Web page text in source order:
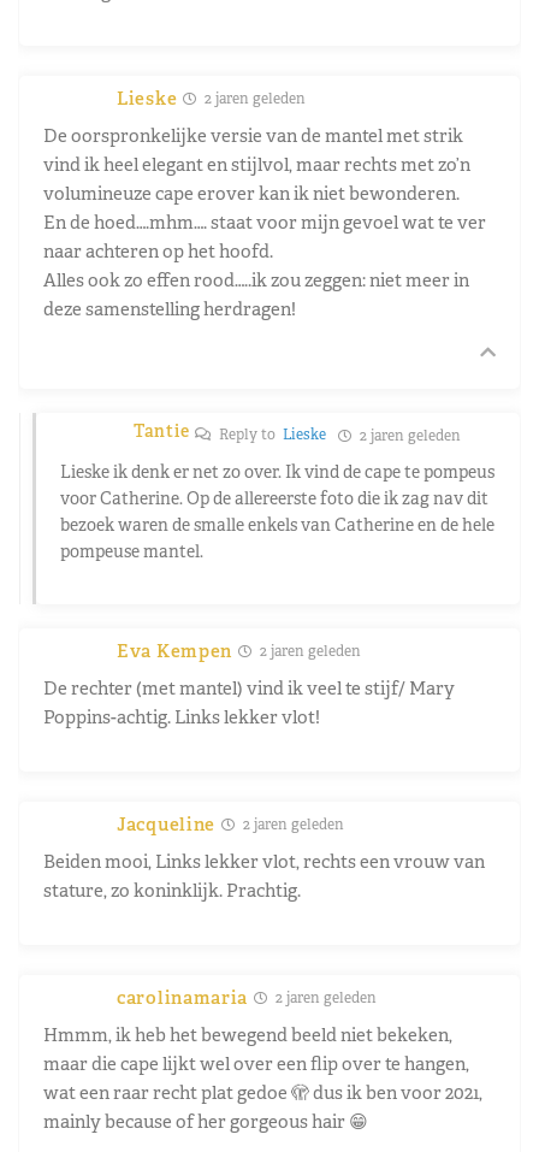
Lieske 2 jaren geleden
De oorspronkelijke versie van de mantel met strik
vind ik heel elegant en stijlvol, maar rechts met zo’n
volumineuze cape erover kan ik niet bewonderen.
En de hoed….mhm…. staat voor mijn gevoel wat te ver
naar achteren op het hoofd.
Alles ook zo effen rood…..ik zou zeggen: niet meer in
deze samenstelling herdragen!
Tantie Reply toLieske 2 jaren geleden
Lieske ik denk er net zo over. Ik vind de cape te pompeus
voor Catherine. Op de allereerste foto die ik zag nav dit
bezoek waren de smalle enkels van Catherine en de hele
pompeuse mantel.
Eva Kempen 2 jaren geleden
De rechter (met mantel) vind ik veel te stijf/ Mary
Poppins-achtig. Links lekker vlot!
Jacqueline 2 jaren geleden
Beiden mooi, Links lekker vlot, rechts een vrouw van
stature, zo koninklijk. Prachtig.
carolinamaria 2 jaren geleden
Hmmm, ik heb het bewegend beeld niet bekeken,
maar die cape lijkt wel over een flip over te hangen,
wat een raar recht plat gedoe 🫣 dus ik ben voor 2021,
mainly because of her gorgeous hair 😁